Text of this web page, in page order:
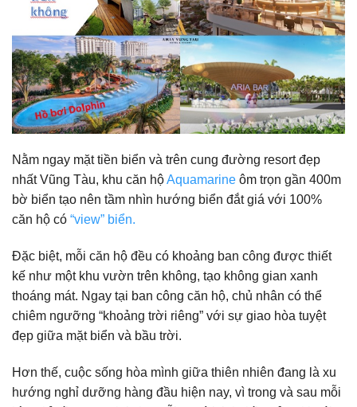
Nằm ngay mặt tiền biển và trên cung đường resort đẹp
nhất Vũng Tàu, khu căn hộAquamarine ôm trọn gần 400m
bờ biển tạo nên tầm nhìn hướng biển đắt giá với 100%
căn hộ có “view” biển.
Đặc biệt, mỗi căn hộ đều có khoảng ban công được thiết
kế như một khu vườn trên không, tạo không gian xanh
thoáng mát. Ngay tại ban công căn hộ, chủ nhân có thể
chiêm ngưỡng “khoảng trời riêng” với sự giao hòa tuyệt
đẹp giữa mặt biển và bầu trời.
Hơn thế, cuộc sống hòa mình giữa thiên nhiên đang là xu
hướng nghỉ dưỡng hàng đầu hiện nay, vì trong và sau mỗi